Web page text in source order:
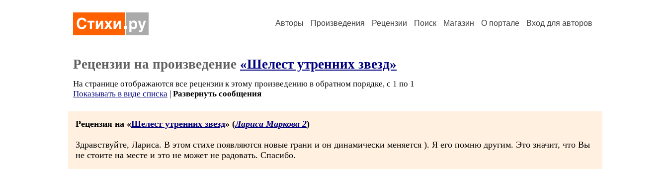
Авторы Произведения Рецензии Поиск Магазин О портале Вход для авторов
Рецензии на произведение «Шелест утренних звезд»
На странице отображаются все рецензии к этому произведению в обратном порядке, с 1 по 1
Показывать в виде списка | Развернуть сообщения
Рецензия на «Шелест утренних звезд» (Лариса Маркова 2)
Здравствуйте, Лариса. В этом стихе появляются новые грани и он динамически меняется ). Я его помню другим. Это значит, что Вы
не стоите на месте и это не может не радовать. Спасибо.